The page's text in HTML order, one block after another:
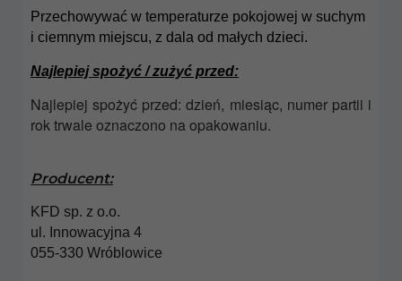
Przechowywać w temperaturze pokojowej w suchym
i ciemnym miejscu, z dala od małych dzieci.
Najlepiej spożyć / zużyć przed:
Najlepiej spożyć przed: dzień, miesiąc, numer partii i
rok trwale oznaczono na opakowaniu.
Producent:
KFD sp. z o.o.
ul. Innowacyjna 4
055-330 Wróblowice